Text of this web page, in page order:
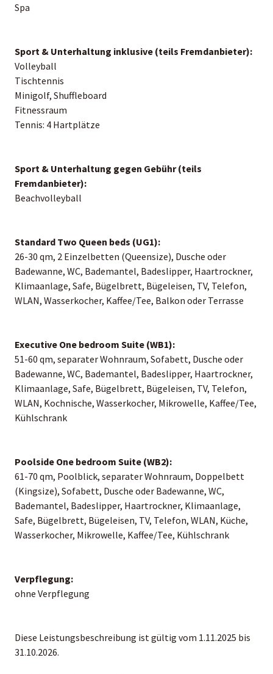
Spa
Sport & Unterhaltung inklusive (teils Fremdanbieter):
Volleyball
Tischtennis
Minigolf, Shuffleboard
Fitnessraum
Tennis: 4 Hartplätze
Sport & Unterhaltung gegen Gebühr (teils
Fremdanbieter):
Beachvolleyball
Standard Two Queen beds (UG1):
26-30 qm, 2 Einzelbetten (Queensize), Dusche oder
Badewanne, WC, Bademantel, Badeslipper, Haartrockner,
Klimaanlage, Safe, Bügelbrett, Bügeleisen, TV, Telefon,
WLAN, Wasserkocher, Kaffee/Tee, Balkon oder Terrasse
Executive One bedroom Suite (WB1):
51-60 qm, separater Wohnraum, Sofabett, Dusche oder
Badewanne, WC, Bademantel, Badeslipper, Haartrockner,
Klimaanlage, Safe, Bügelbrett, Bügeleisen, TV, Telefon,
WLAN, Kochnische, Wasserkocher, Mikrowelle, Kaffee/Tee,
Kühlschrank
Poolside One bedroom Suite (WB2):
61-70 qm, Poolblick, separater Wohnraum, Doppelbett
(Kingsize), Sofabett, Dusche oder Badewanne, WC,
Bademantel, Badeslipper, Haartrockner, Klimaanlage,
Safe, Bügelbrett, Bügeleisen, TV, Telefon, WLAN, Küche,
Wasserkocher, Mikrowelle, Kaffee/Tee, Kühlschrank
Verpflegung:
ohne Verpflegung
Diese Leistungsbeschreibung ist gültig vom 1.11.2025 bis
31.10.2026.